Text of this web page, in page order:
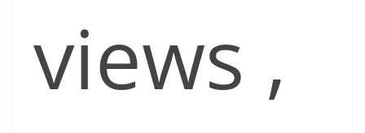
views ,